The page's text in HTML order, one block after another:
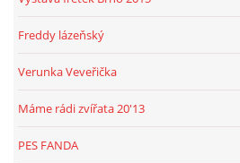
Freddy lázeňský
Verunka Veveřička
Máme rádi zvířata 20'13
PES FANDA